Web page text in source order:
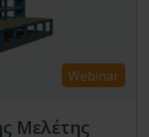
Webinar
Μελέτης